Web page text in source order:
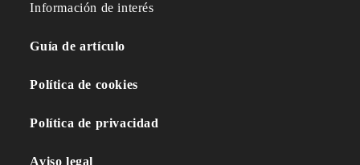
Información de interés
Guía de artículo
Política de cookies
Política de privacidad
Aviso legal